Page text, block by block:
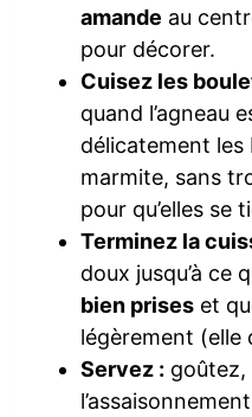
amande au
pour décorer.
Cuisez les
quand l’agneau
délicatement les
marmite, sans
pour qu’elles se
Terminez la
doux jusqu’à ce
bien prises et
légèrement (elle
Servez : goûtez,